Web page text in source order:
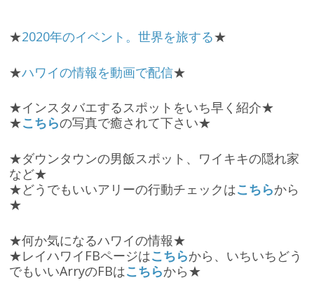
★2020年のイベント。世界を旅する★
★ハワイの情報を動画で配信★
★インスタバエするスポットをいち早く紹介★
★こちらの写真で癒されて下さい★
★ダウンタウンの男飯スポット、 ワイキキの隠れ家
など★
★どうでもいいアリーの行動チェックはこちらから
★
★何か気になるハワイの情報★
★レイハワイFBページはこちらから、いちいちどう
でもいいArryのFBはこちらから★